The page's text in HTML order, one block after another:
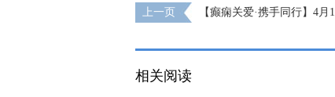
上一页
【癫痫关爱·携手同行】4月
相关阅读